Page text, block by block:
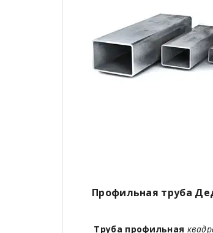
Профильная труба
Труба профильная